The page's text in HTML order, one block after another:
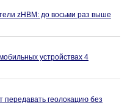
zHBM: до восьми раз выше
устройствах 4
передавать геолокацию без